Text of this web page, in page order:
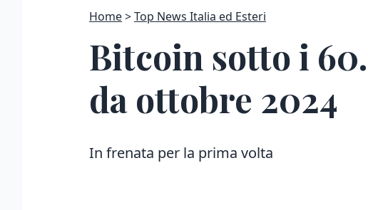
Home Top News Italia ed Esteri
Bitcoin sotto i
da ottobre 2024
In frenata per la prima volta